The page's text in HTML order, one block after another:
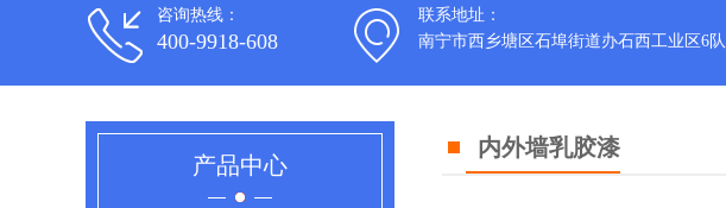
咨询热线：
400-9918-608
联系地址：
南宁市西乡塘区石埠街道办石西工业区6队
产品中心
内外墙乳胶漆